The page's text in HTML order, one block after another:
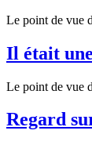
Le point de vue
Il était
Le point de vue
Regard